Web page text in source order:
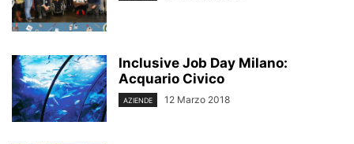
Inclusive Job Day Milano:
Acquario Civico
AZIENDE 12 Marzo 2018